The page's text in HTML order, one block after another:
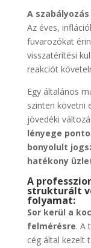
A
Az éves,
fuvarozókat
visszatérítési
reakciót
Egy általános
szinten követni
jövedéki
lényege
bonyolult
hatékony
A
strukturált
folyamat:
Sor kerül a
felmérésre. A
cég által kezelt